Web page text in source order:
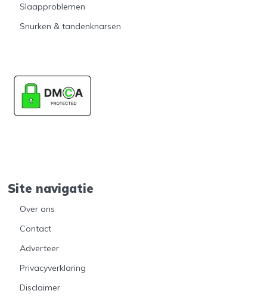
Slaapproblemen
Snurken & tandenknarsen
Site navigatie
Over ons
Contact
Adverteer
Privacyverklaring
Disclaimer